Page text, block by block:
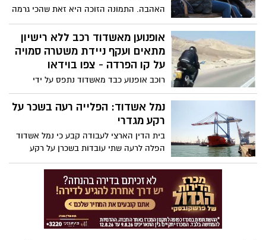
האהבה. התמונה הזוכה היא זאת שהכי גרמה
לנו להתאהב וזכתה בארוחה זוגית ורומנטית -
הזוג על הספסל מוכיח שאין גיל לאהבה
ושאפשר להציג אותה באופן מרגש וקסום גם
במרחב הציבורי כאילו אף אחד לא מסתכל...
אופנוען מאשדוד רכב ללא רישיון
מתאים ועקף ניידת משטרה סמויה
על קו הפרדה - צפו בוידאו
רוכב אופנוע כבד מאשדוד נתפס על ידי
שוטרי משטרת התנועה לאחר שעקף ניידת
סמויה על קו הפרדה לבן, ובבדיקת רישיונות
התברר כי אינו בעל רישיון מתאים לכלי עליו
נמל אשדוד: הפלייה רעה בשכר על
רקע מגדרי
בית הדין הארצי לעבודה קבע כי נמל אשדוד
הפלה לרעה שתי עובדות בשכרן על רקע
היותן נשים הנשיאה, השופטת ורדה
וירט-לבנה קבעה: "חברת נמל אשדוד "לא
הרימה את הנטל להוכיח כי לא הפלתה את
העובדות בשכרן מחמת מינן"